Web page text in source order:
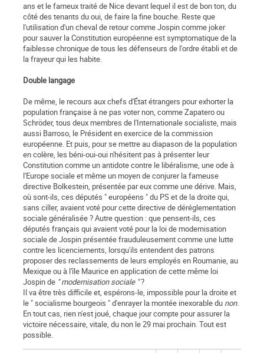
ans et le fameux traité de Nice devant lequel il est de bon ton, du
côté des tenants du oui, de faire la fine bouche. Reste que
l'utilisation d'un cheval de retour comme Jospin comme joker
pour sauver la Constitution européenne est symptomatique de la
faiblesse chronique de tous les défenseurs de l'ordre établi et de
la frayeur qui les habite.
Double langage
De même, le recours aux chefs d'État étrangers pour exhorter la
population française à ne pas voter non, comme Zapatero ou
Schröder, tous deux membres de l'Internationale socialiste, mais
aussi Barroso, le Président en exercice de la commission
européenne. Et puis, pour se mettre au diapason de la population
en colère, les béni-oui-oui n'hésitent pas à présenter leur
Constitution comme un antidote contre le libéralisme, une ode à
l'Europe sociale et même un moyen de conjurer la fameuse
directive Bolkestein, présentée par eux comme une dérive. Mais,
où sont-ils, ces députés " européens " du PS et de la droite qui,
sans ciller, avaient voté pour cette directive de déréglementation
sociale généralisée ? Autre question : que pensent-ils, ces
députés français qui avaient voté pour la loi de modernisation
sociale de Jospin présentée frauduleusement comme une lutte
contre les licenciements, lorsqu'ils entendent des patrons
proposer des reclassements de leurs employés en Roumanie, au
Mexique ou à l'île Maurice en application de cette même loi
Jospin de " modernisation sociale "?
Il va être très difficile et, espérons-le, impossible pour la droite et
le " socialisme bourgeois " d'enrayer la montée inexorable du non.
En tout cas, rien n'est joué, chaque jour compte pour assurer la
victoire nécessaire, vitale, du non le 29 mai prochain. Tout est
possible.